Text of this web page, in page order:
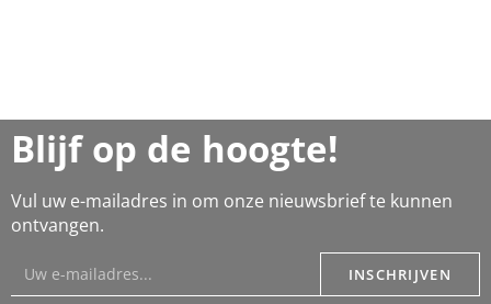
Blijf op de hoogte!
Vul uw e-mailadres in om onze nieuwsbrief te kunnen
ontvangen.
INSCHRIJVEN